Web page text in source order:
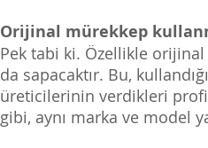
Orijinal mürekkep
Pek tabi ki. Özellikle orijinal
da sapacaktır. Bu,
üreticilerinin verdikleri
gibi, aynı marka ve model